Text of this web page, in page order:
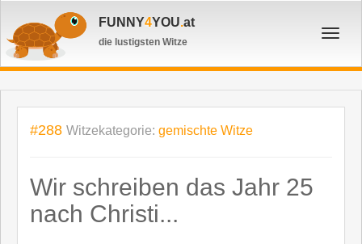
FUNNY4YOU.at
die lustigsten Witze
#288 Witzekategorie: gemischte Witze
Wir schreiben das Jahr 25
nach Christi...